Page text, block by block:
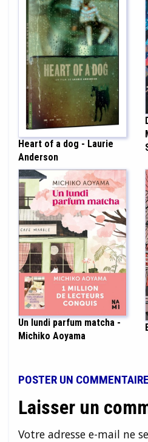
Heart of a dog - Laurie
Anderson
Un lundi parfum matcha -
Michiko Aoyama
POSTER UN COMMENTAIRE
Laisser un
Votre adresse e-mail ne